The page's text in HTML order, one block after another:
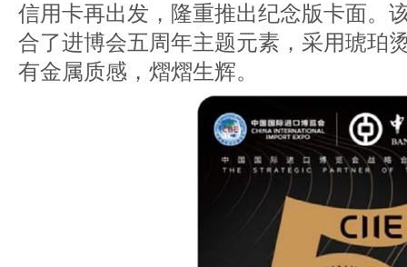
信用卡再出发，隆重推出纪念版卡面。
合了进博会五周年主题元素，采用琥珀
有金属质感，熠熠生辉。